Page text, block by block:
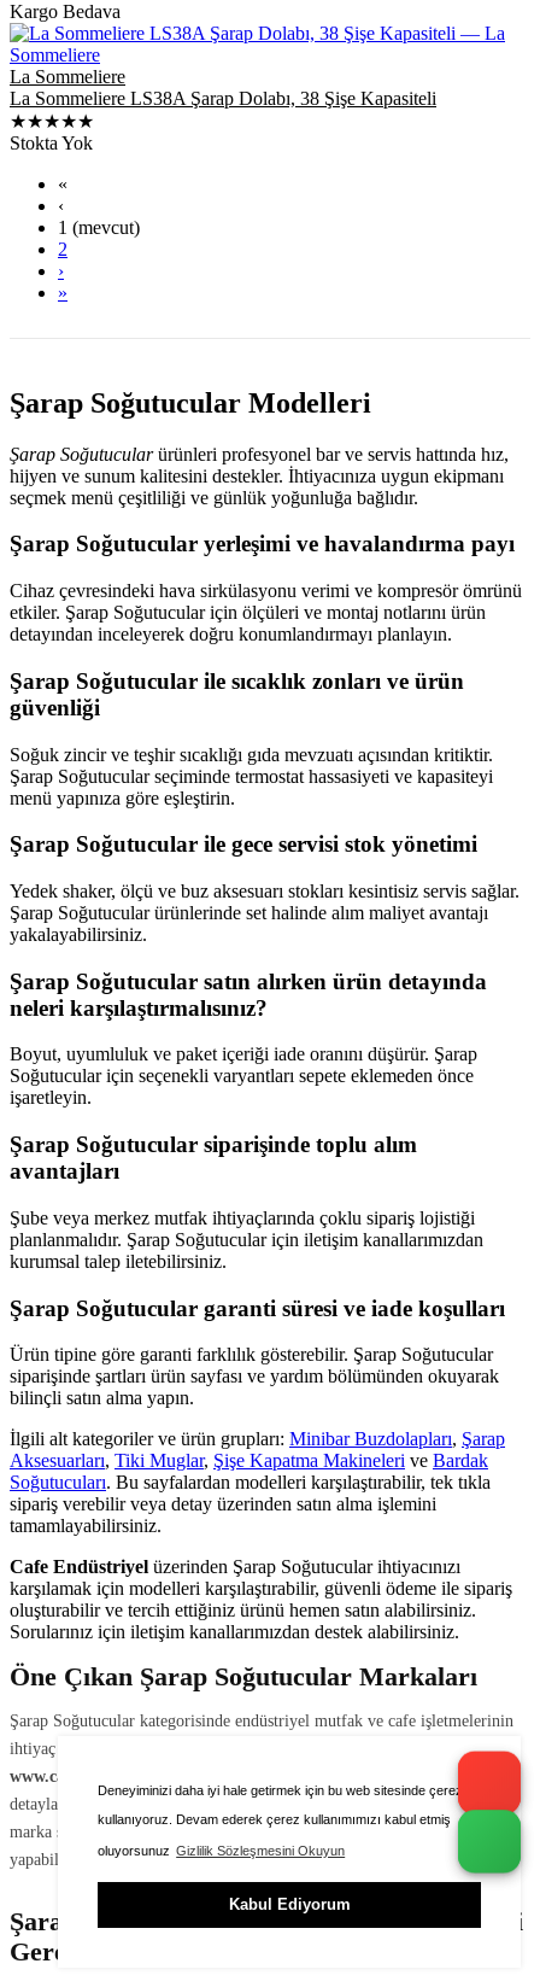
Deneyiminizi daha iyi hale getirmek için bu web sitesinde çerezleri
kullanıyoruz. Devam ederek çerez kullanımımızı kabul etmiş
oluyorsunuz Gizlilik Sözleşmesini Okuyun
Kabul Ediyorum
Kargo Bedava
La Sommeliere
La Sommeliere LS38A Şarap Dolabı, 38 Şişe Kapasiteli
★★★★★
Stokta Yok
«
‹
1 (mevcut)
2
›
»
Şarap Soğutucular Modelleri
Şarap Soğutucularürünleri profesyonel bar ve servis hattında hız,
hijyen ve sunum kalitesini destekler. İhtiyacınıza uygun ekipmanı
seçmek menü çeşitliliği ve günlük yoğunluğa bağlıdır.
Şarap Soğutucular yerleşimi ve havalandırma payı
Cihaz çevresindeki hava sirkülasyonu verimi ve kompresör ömrünü
etkiler. Şarap Soğutucular için ölçüleri ve montaj notlarını ürün
detayından inceleyerek doğru konumlandırmayı planlayın.
Şarap Soğutucular ile sıcaklık zonları ve ürün
güvenliği
Soğuk zincir ve teşhir sıcaklığı gıda mevzuatı açısından kritiktir.
Şarap Soğutucular seçiminde termostat hassasiyeti ve kapasiteyi
menü yapınıza göre eşleştirin.
Şarap Soğutucular ile gece servisi stok yönetimi
Yedek shaker, ölçü ve buz aksesuarı stokları kesintisiz servis sağlar.
Şarap Soğutucular ürünlerinde set halinde alım maliyet avantajı
yakalayabilirsiniz.
Şarap Soğutucular satın alırken ürün detayında
neleri karşılaştırmalısınız?
Boyut, uyumluluk ve paket içeriği iade oranını düşürür. Şarap
Soğutucular için seçenekli varyantları sepete eklemeden önce
işaretleyin.
Şarap Soğutucular siparişinde toplu alım
avantajları
Şube veya merkez mutfak ihtiyaçlarında çoklu sipariş lojistiği
planlanmalıdır. Şarap Soğutucular için iletişim kanallarımızdan
kurumsal talep iletebilirsiniz.
Şarap Soğutucular garanti süresi ve iade koşulları
Ürün tipine göre garanti farklılık gösterebilir. Şarap Soğutucular
siparişinde şartları ürün sayfası ve yardım bölümünden okuyarak
bilinçli satın alma yapın.
İlgili alt kategoriler ve ürün grupları: Minibar Buzdolapları, Şarap
Aksesuarları, Tiki Muglar, Şişe Kapatma Makineleri ve Bardak
Soğutucuları. Bu sayfalardan modelleri karşılaştırabilir, tek tıkla
sipariş verebilir veya detay üzerinden satın alma işlemini
tamamlayabilirsiniz.
Cafe Endüstriyel üzerinden Şarap Soğutucular ihtiyacınızı
karşılamak için modelleri karşılaştırabilir, güvenli ödeme ile sipariş
oluşturabilir ve tercih ettiğiniz ürünü hemen satın alabilirsiniz.
Sorularınız için iletişim kanallarımızdan destek alabilirsiniz.
Öne Çıkan Şarap Soğutucular Markaları
Şarap Soğutucular kategorisinde endüstriyel mutfak ve cafe işletmelerinin
ihtiyaç duyduğu güvenilir markaların modellerini
www.cafeendustriyel.com
detayları ürün sayfalarından karşılaştırabilirsiniz. Sayfanın üst kısmındaki
marka şeridinden doğrudan ilgili marka + kategori sayfalarına geçiş
yapabilirsiniz.
Şarap Soğutucular Seçerken Dikkat Edilmesi
Gerekenler